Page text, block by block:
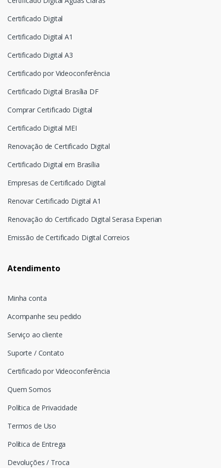
Certificado Digital
Certificado Digital A1
Certificado Digital A3
Certificado por Videoconferência
Certificado Digital Brasília DF
Comprar Certificado Digital
Certificado Digital MEI
Renovação de Certificado Digital
Certificado Digital em Brasília
Empresas de Certificado Digital
Renovar Certificado Digital A1
Renovação do Certificado Digital Serasa Experian
Emissão de Certificado Digital Correios
Atendimento
Minha conta
Acompanhe seu pedido
Serviço ao cliente
Suporte / Contato
Certificado por Videoconferência
Quem Somos
Política de Privacidade
Termos de Uso
Política de Entrega
Devoluções / Troca